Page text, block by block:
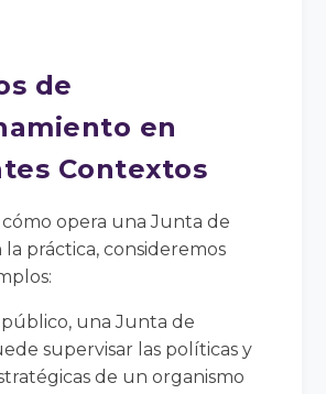
de
en
Contextos
opera una Junta de
práctica, consideremos
una Junta de
supervisar las políticas y
de un organismo